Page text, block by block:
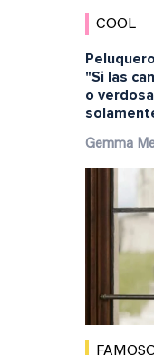
COOL
"Si las
o
Gemma